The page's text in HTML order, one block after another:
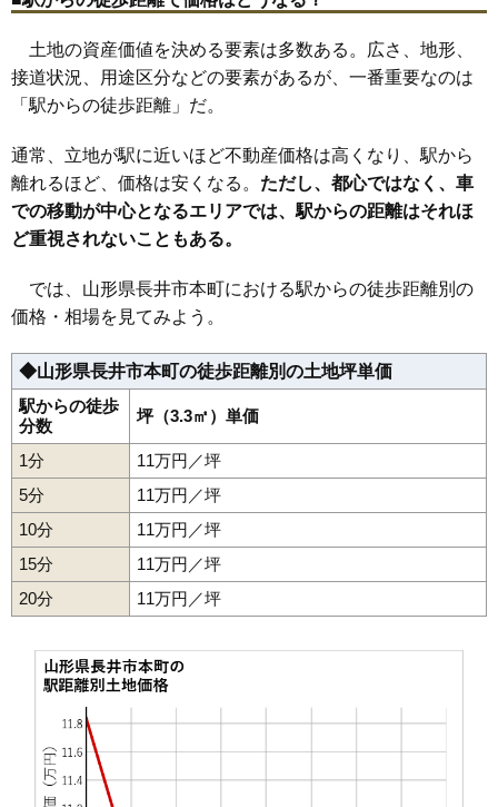
28 上伊佐沢 1.7万円 170万円 -0.1%
29 寺泉 1.6万円 142万円 -14.2%
30 森 1.2万円 48万円 2.9%
土地の資産価値を決める要素は多数ある。広さ、地形、
接道状況、用途区分などの要素があるが、一番重要なのは
「駅からの徒歩距離」だ。
通常、立地が駅に近いほど不動産価格は高くなり、駅から
離れるほど、価格は安くなる。 ただし、都心ではなく、車
での移動が中心となるエリアでは、駅からの距離はそれほ
ど重視されないこともある。
では、山形県長井市本町における駅からの徒歩距離別の
価格・相場を見てみよう。
◆山形県長井市本町の徒歩距離別の土地坪単価
駅からの徒歩
分数
坪（3.3㎡）単価
1分
11万円／坪
5分
11万円／坪
10分
11万円／坪
15分
11万円／坪
20分
11万円／坪